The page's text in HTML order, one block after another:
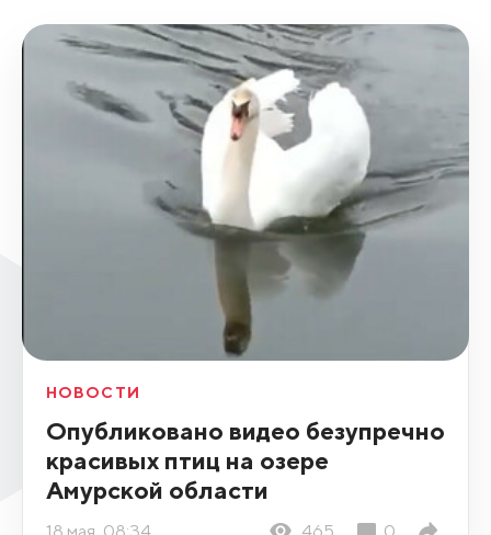
НОВОСТИ
Опубликовано видео безупречно
красивых птиц на озере
Амурской области
18 мая, 08:34 465 0